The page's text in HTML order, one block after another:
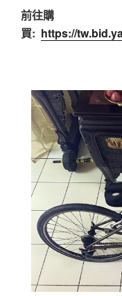
前往購
買: https://